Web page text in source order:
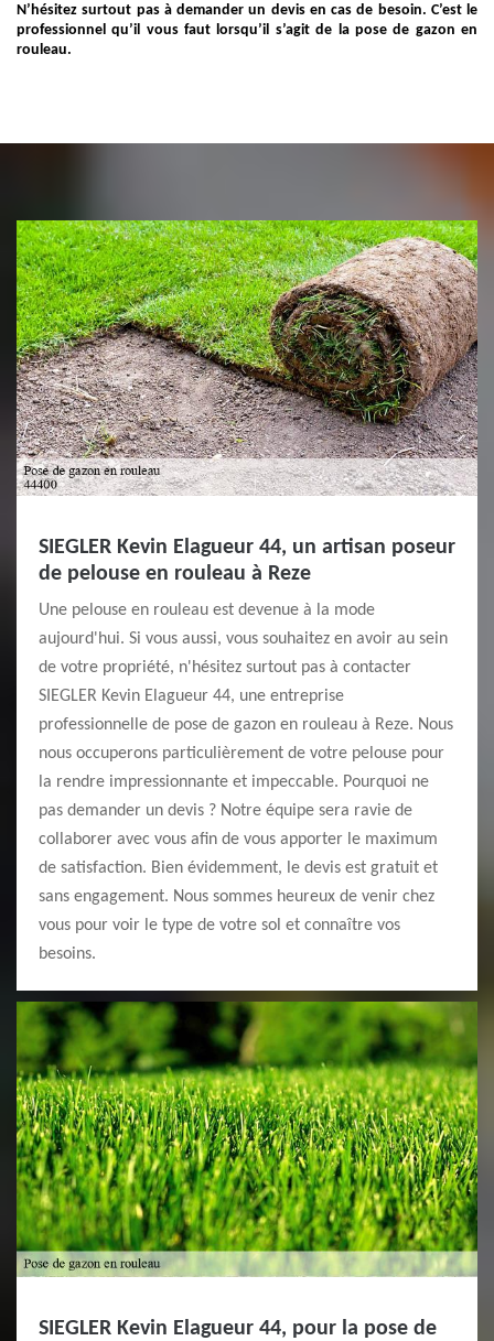
N’hésitez surtout pas à demander un devis en cas de besoin. C’est le
professionnel qu’il vous faut lorsqu’il s’agit de la pose de gazon en
rouleau.
SIEGLER Kevin Elagueur 44, un artisan poseur
de pelouse en rouleau à Reze
Une pelouse en rouleau est devenue à la mode
aujourd'hui. Si vous aussi, vous souhaitez en avoir au sein
de votre propriété, n'hésitez surtout pas à contacter
SIEGLER Kevin Elagueur 44, une entreprise
professionnelle de pose de gazon en rouleau à Reze. Nous
nous occuperons particulièrement de votre pelouse pour
la rendre impressionnante et impeccable. Pourquoi ne
pas demander un devis ? Notre équipe sera ravie de
collaborer avec vous afin de vous apporter le maximum
de satisfaction. Bien évidemment, le devis est gratuit et
sans engagement. Nous sommes heureux de venir chez
vous pour voir le type de votre sol et connaître vos
besoins.
SIEGLER Kevin Elagueur 44, pour la pose de